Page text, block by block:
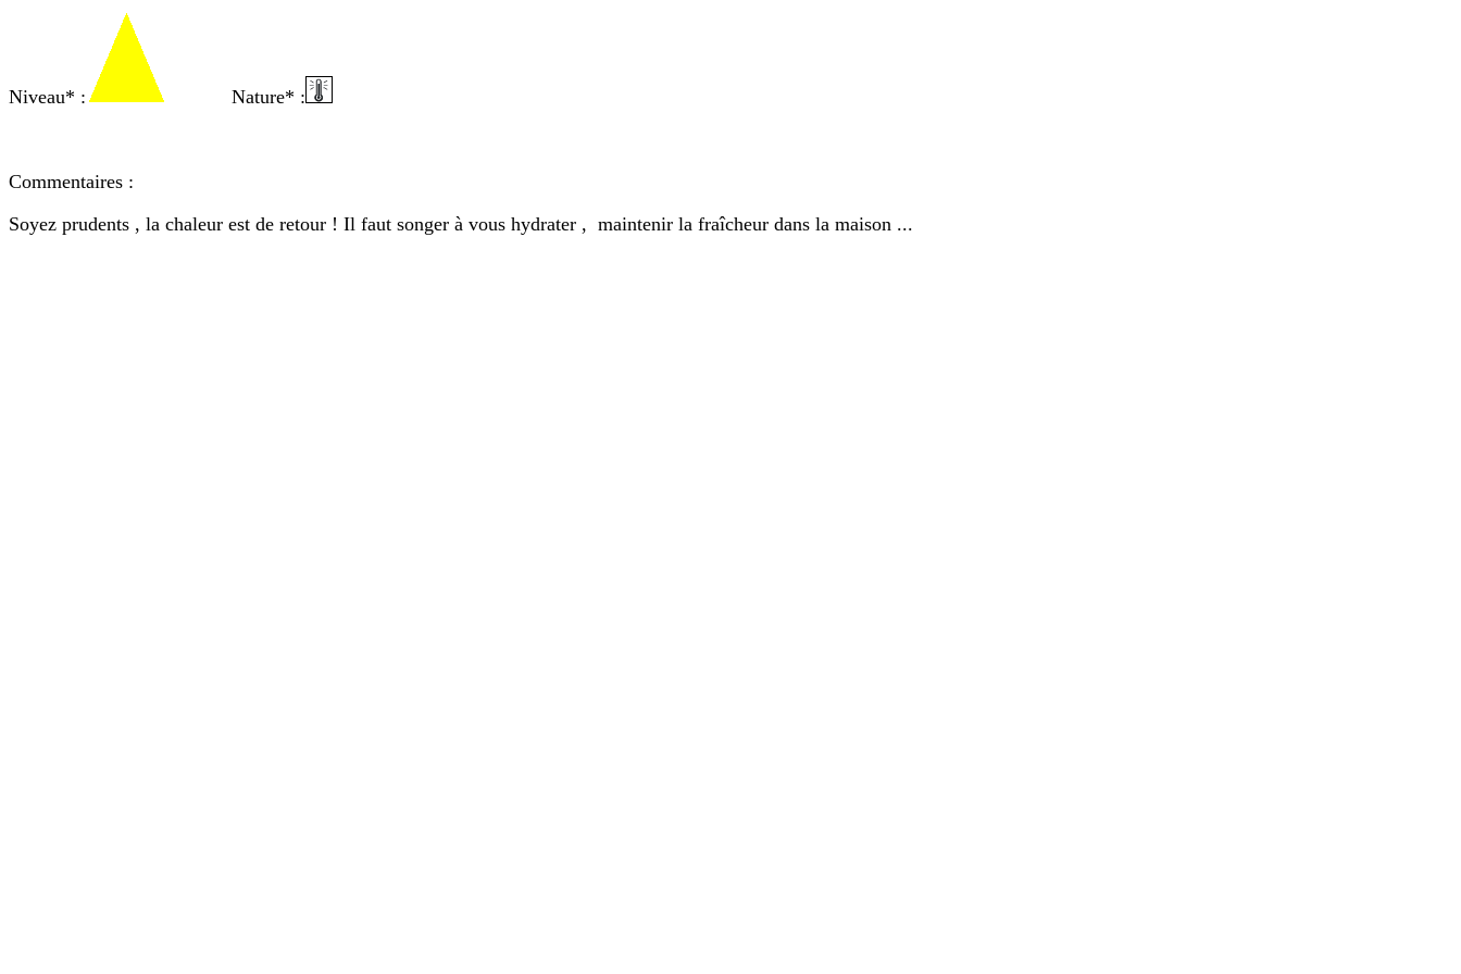
Niveau* : Nature* :
Commentaires :
Soyez prudents , la chaleur est de retour ! Il faut songer à vous hydrater , maintenir la fraîcheur dans la maison ...